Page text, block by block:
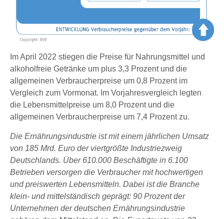
Im April 2022 stiegen die Preise für Nahrungsmittel und
alkoholfreie Getränke um plus 3,3 Prozent und die
allgemeinen Verbraucherpreise um 0,8 Prozent im
Vergleich zum Vormonat. Im Vorjahresvergleich legten
die Lebensmittelpreise um 8,0 Prozent und die
allgemeinen Verbraucherpreise um 7,4 Prozent zu.
Die Ernährungsindustrie ist mit einem jährlichen Umsatz
von 185 Mrd. Euro der viertgrößte Industriezweig
Deutschlands. Über 610.000 Beschäftigte in 6.100
Betrieben versorgen die Verbraucher mit hochwertigen
und preiswerten Lebensmitteln. Dabei ist die Branche
klein- und mittelständisch geprägt: 90 Prozent der
Unternehmen der deutschen Ernährungsindustrie